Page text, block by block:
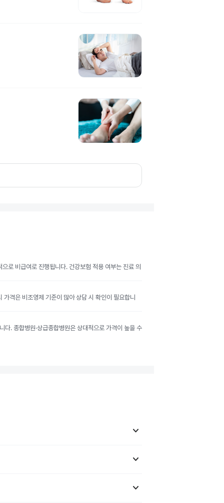
로 비급여로 진행됩니다. 건강보험 적용 여부는 진료 의
격은 비조영제 기준이 많아 상담 시 확인이 필요합니
. 종합병원·상급종합병원은 상대적으로 가격이 높을 수
keyboard_arrow_down
keyboard_arrow_down
keyboard_arrow_down